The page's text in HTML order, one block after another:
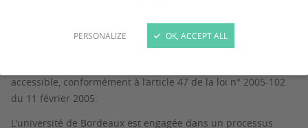
PERSONALIZE OK, ACCEPT ALL
09/01/2024.
accessible, conformément à l’article 47 de la loi n° 2005-102
du 11 février 2005.
L'université de Bordeaux est engagée dans un processus